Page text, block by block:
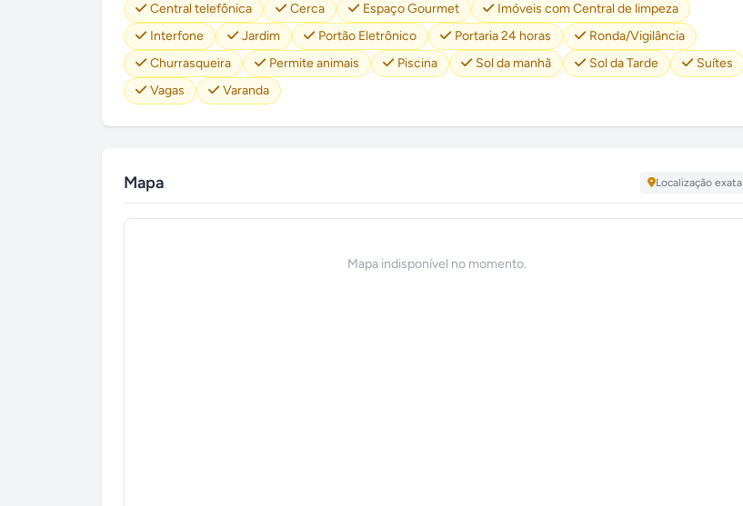
Central telefônica
Cerca Espaço Gourmet
Imóveis com Central de limpeza
Interfone
Jardim Portão Eletrônico Portaria 24 horas
Ronda/Vigilância
Churrasqueira
Permite animais Piscina Sol da manhã Sol da Tarde
Suítes
Vagas
Varanda
Mapa Localização exata
Mapa indisponível no momento.